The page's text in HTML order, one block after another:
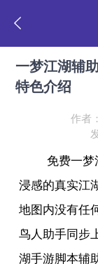
一梦江湖辅
特色介绍
作者
免费一梦
浸感的真实江
地图内没有任
鸟人助手同步
湖手游脚本辅